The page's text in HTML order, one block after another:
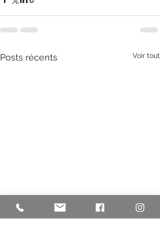
Posts récents Voir tout